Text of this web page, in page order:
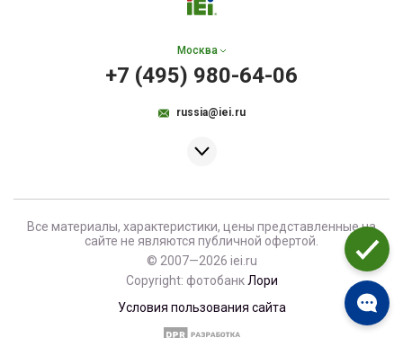
Москва
+7 (495) 980-64-06
russia@iei.ru
Все материалы, характеристики, цены представленные на
сайте не являются публичной офертой.
© 2007—2026 iei.ru
Copyright: фотобанк Лори
Условия пользования сайта